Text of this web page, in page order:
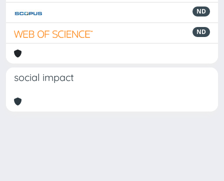
ND
ND
social impact